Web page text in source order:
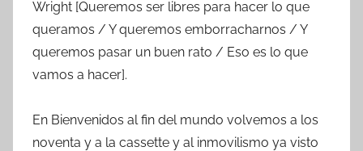
Wright [Queremos ser libres para hacer lo que
queramos / Y queremos emborracharnos / Y
queremos pasar un buen rato / Eso es lo que
vamos a hacer].
En Bienvenidos al fin del mundo volvemos a los
noventa y a la cassette y al inmovilismo ya visto